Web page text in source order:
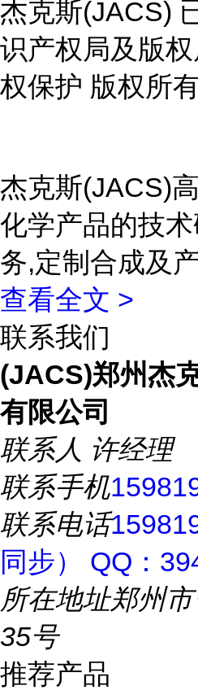
杰克斯(JACS)
识产权局及版
权保护 版权所
杰克斯(JACS)
化学产品的技
务,定制合成及
查看全文 >
联系我们
(JACS)郑州杰
有限公司
联系人 许经理
联系手机
联系电话
同步） QQ：
所在地址郑州
35号
推荐产品